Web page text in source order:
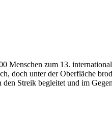
Menschen zum 13.
doch unter der Oberfläche
Streik begleitet und im